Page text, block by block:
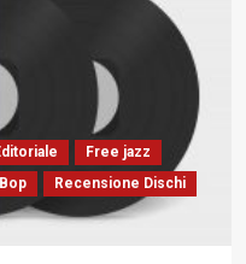
Free jazz
Recensione Dischi